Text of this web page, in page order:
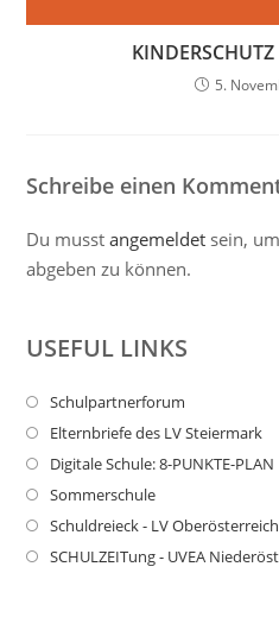
5.
Schreibe einen
Du musstangemeldet sein,
abgeben zu können.
USEFUL LINKS
Schulpartnerforum
Elternbriefe des LV Steiermark
Digitale Schule: 8-PUNKTE-PLAN
Sommerschule
Schuldreieck - LV Oberösterreich
SCHULZEITung - UVEA